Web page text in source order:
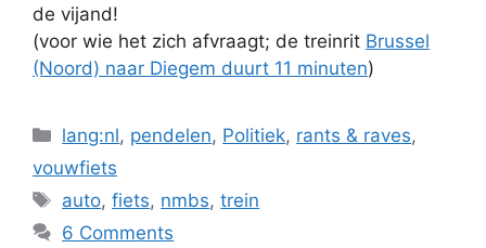
de vijand!
(voor wie het zich afvraagt; de treinrit Brussel
(Noord) naar Diegem duurt 11 minuten)
Categories
lang:nl, pendelen, Politiek, rants & raves,
vouwfiets
Tags
auto,fiets, nmbs,trein
6 Comments